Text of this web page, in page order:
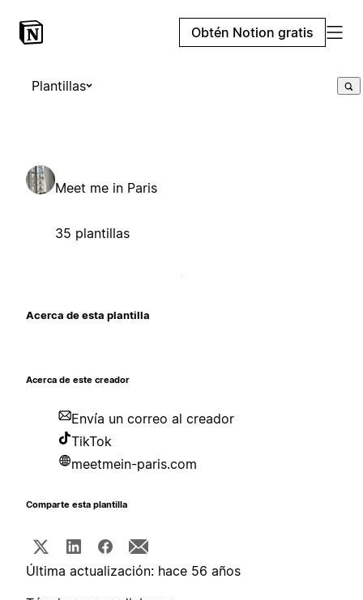
Obtén Notion gratis
Plantillas
Meet me in Paris
35 plantillas
Acerca de esta plantilla
Acerca de este creador
Envía un correo al creador
TikTok
meetmein-paris.com
Comparte esta plantilla
Última actualización: hace 56 años